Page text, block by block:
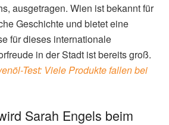
ausgetragen. Wien ist bekannt für
Geschichte und bietet eine
für dieses internationale
in der Stadt ist bereits groß.
Test: Viele Produkte fallen bei
Sarah Engels beim